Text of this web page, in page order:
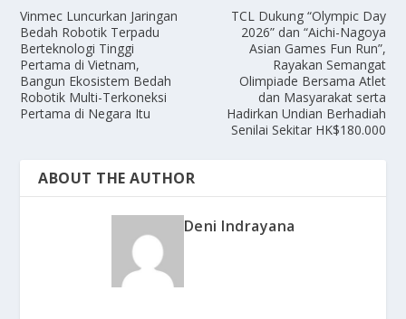
Vinmec Luncurkan Jaringan
Bedah Robotik Terpadu
Berteknologi Tinggi
Pertama di Vietnam,
Bangun Ekosistem Bedah
Robotik Multi-Terkoneksi
Pertama di Negara Itu
TCL Dukung “Olympic Day
2026” dan “Aichi-Nagoya
Asian Games Fun Run”,
Rayakan Semangat
Olimpiade Bersama Atlet
dan Masyarakat serta
Hadirkan Undian Berhadiah
Senilai Sekitar HK$180.000
ABOUT THE AUTHOR
Deni Indrayana